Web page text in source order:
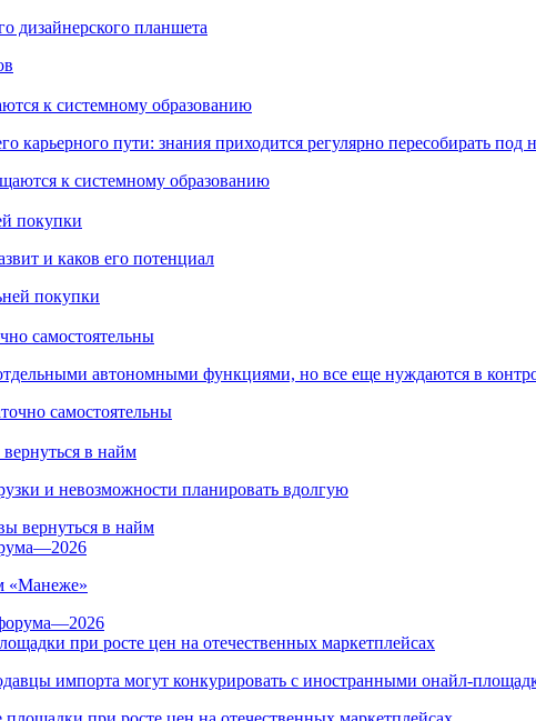
дизайнерского планшета
к системному образованию
карьерного пути: знания приходится регулярно пересобирать под
покупки
и каков его потенциал
самостоятельны
автономными функциями, но все еще нуждаются в
в найм
и невозможности планировать вдолгую
«Манеже»
при росте цен на отечественных маркетплейсах
импорта могут конкурировать с иностранными онайл-